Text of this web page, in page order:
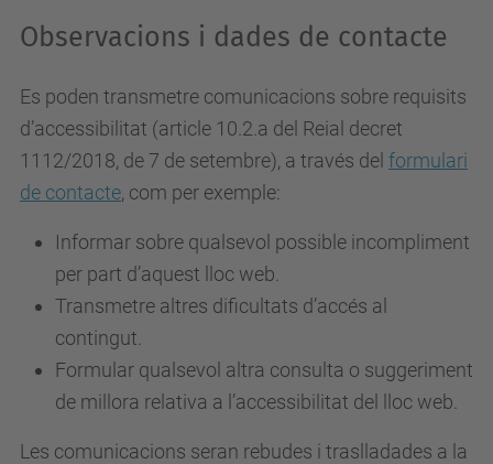
Observacions i dades de contacte
Es poden transmetre comunicacions sobre requisits
d’accessibilitat (article 10.2.a del Reial decret
1112/2018, de 7 de setembre), a través del formulari
de contacte, com per exemple:
Informar sobre qualsevol possible incompliment
per part d’aquest lloc web.
Transmetre altres dificultats d’accés al
contingut.
Formular qualsevol altra consulta o suggeriment
de millora relativa a l’accessibilitat del lloc web.
Les comunicacions seran rebudes i traslladades a la